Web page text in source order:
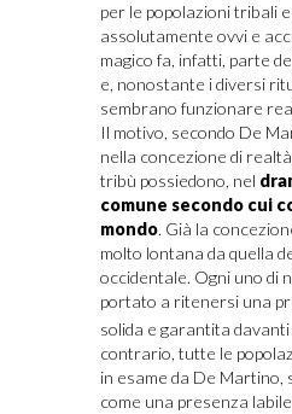
per le popolazioni tribali
assolutamente ovvi e
magico fa, infatti, parte
e, nonostante i diversi
sembrano funzionare
Il motivo, secondo De
nella concezione di
tribù possiedono, nel
comune secondo cui
mondo. Già la
molto lontana da quella
occidentale. Ogni uno di
portato a ritenersi una
solida e garantita davanti
contrario, tutte le
in esame da De Martino,
come una presenza